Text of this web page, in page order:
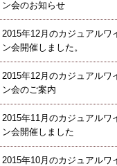
ン会のお知らせ
2015年12月のカジュアルワ
ン会開催しました。
2015年12月のカジュアルワ
ン会のご案内
2015年11月のカジュアルワ
ン会開催しました
2015年10月のカジュアルワ